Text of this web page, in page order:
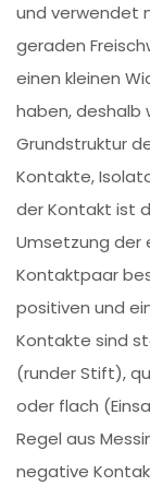
und verwendet
geraden
einen kleinen
haben, deshalb
Grundstruktur
Kontakte,
der Kontakt ist
Umsetzung der
Kontaktpaar
positiven und
Kontakte sind
(runder Stift),
oder flach
Regel aus
negative